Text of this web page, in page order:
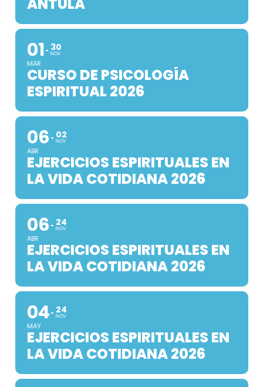
01
MAR
30
NOV
CURSO DE PSICOLOGÍA
ESPIRITUAL 2026
06
ABR
02
NOV
EJERCICIOS ESPIRITUALES EN
LA VIDA COTIDIANA 2026
06
ABR
24
NOV
EJERCICIOS ESPIRITUALES EN
LA VIDA COTIDIANA 2026
04
MAY
24
NOV
EJERCICIOS ESPIRITUALES EN
LA VIDA COTIDIANA 2026